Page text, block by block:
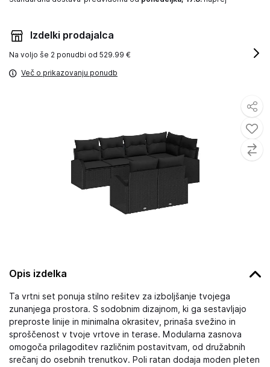
Opis izdelka
Ta vrtni set ponuja stilno rešitev za izboljšanje tvojega
zunanjega prostora. S sodobnim dizajnom, ki ga sestavljajo
preproste linije in minimalna okrasitev, prinaša svežino in
sproščenost v tvoje vrtove in terase. Modularna zasnova
omogoča prilagoditev različnim postavitvam, od družabnih
srečanj do osebnih trenutkov. Poli ratan dodaja moden pleten
Izdelki prodajalca
Na voljo še 2 ponudbi od 529.99 €
Več o prikazovanju ponudb